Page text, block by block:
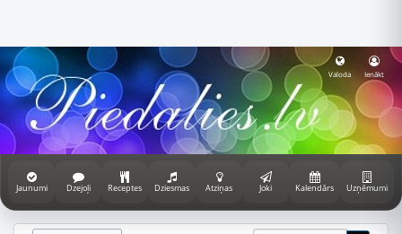
Valoda Ienākt
Jaunumi Dzejoļi Receptes Dziesmas Atziņas Joki Kalendārs Uzņēmumi